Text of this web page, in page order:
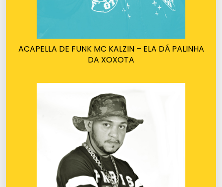
ACAPELLA DE FUNK MC KALZIN – ELA DÁ PALINHA
DA XOXOTA